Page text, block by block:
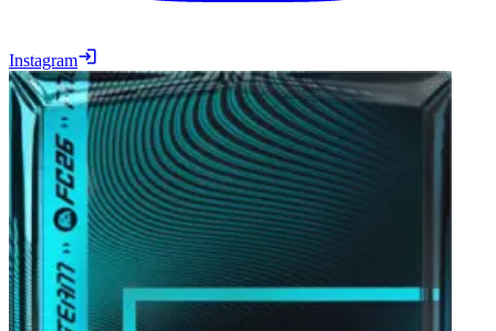
Instagram